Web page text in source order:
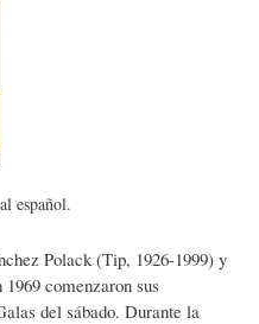
español.
Polack (Tip, 1926-1999) y
comenzaron sus
del sábado. Durante la